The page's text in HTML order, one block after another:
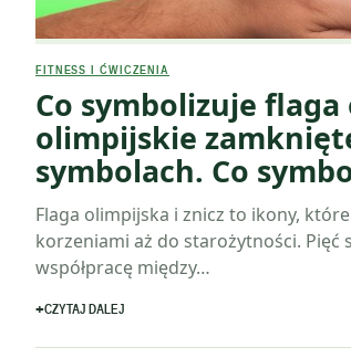
FITNESS I ĆWICZENIA
Co symbolizuje
olimpijskie
symbolach. Co
Flaga olimpijska i znicz to ikony,
korzeniami aż do starożytności.
współpracę między…
CZYTAJ DALEJ